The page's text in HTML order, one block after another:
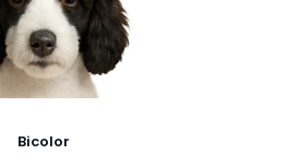
Bicolor